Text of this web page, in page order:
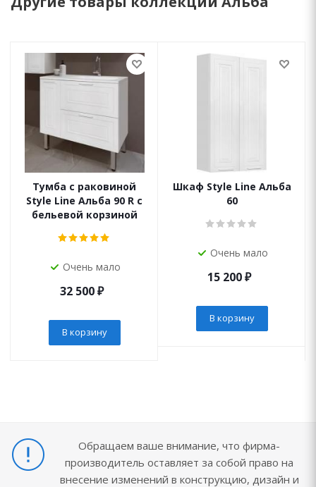
Тумба с раковиной
Style Line Альба 90 R с
бельевой корзиной
Очень мало
32 500₽
В корзину
Шкаф Style Line Альба
60
Очень мало
15 200₽
В корзину
Обращаем ваше внимание, что фирма-
производитель оставляет за собой право на
внесение изменений в конструкцию, дизайн и